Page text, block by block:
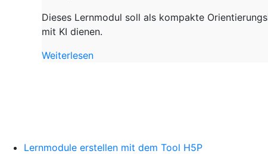
Dieses Lernmodul soll als kompakte
mit KI dienen.
Weiterlesen
Lernmodule erstellen mit dem Tool H5P